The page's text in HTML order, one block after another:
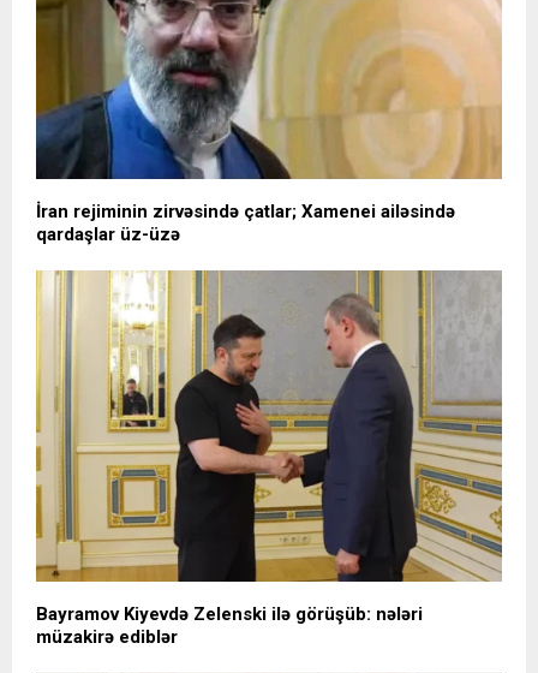
İran rejiminin zirvəsində çatlar; Xamenei ailəsində
qardaşlar üz-üzə
Bayramov Kiyevdə Zelenski ilə görüşüb: nələri
müzakirə ediblər